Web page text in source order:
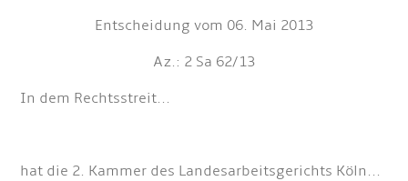
Entscheidung vom 06. Mai 2013
Az.: 2 Sa 62/13
In dem Rechtsstreit...
hat die 2. Kammer des Landesarbeitsgerichts Köln...